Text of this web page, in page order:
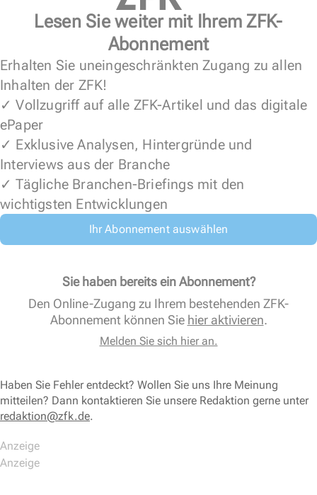
Lesen Sie weiter mit Ihrem ZFK-
Abonnement
Erhalten Sie uneingeschränkten Zugang zu allen
Inhalten der ZFK!
✓ Vollzugriff auf alle ZFK-Artikel und das digitale
ePaper
✓ Exklusive Analysen, Hintergründe und
Interviews aus der Branche
✓ Tägliche Branchen-Briefings mit den
wichtigsten Entwicklungen
Ihr Abonnement auswählen
Sie haben bereits ein Abonnement?
Den Online-Zugang zu Ihrem bestehenden ZFK-
Abonnement können Sie hier aktivieren.
Melden Sie sich hier an.
Haben Sie Fehler entdeckt? Wollen Sie uns Ihre Meinung
mitteilen? Dann kontaktieren Sie unsere Redaktion gerne unter
redaktion@zfk.de.